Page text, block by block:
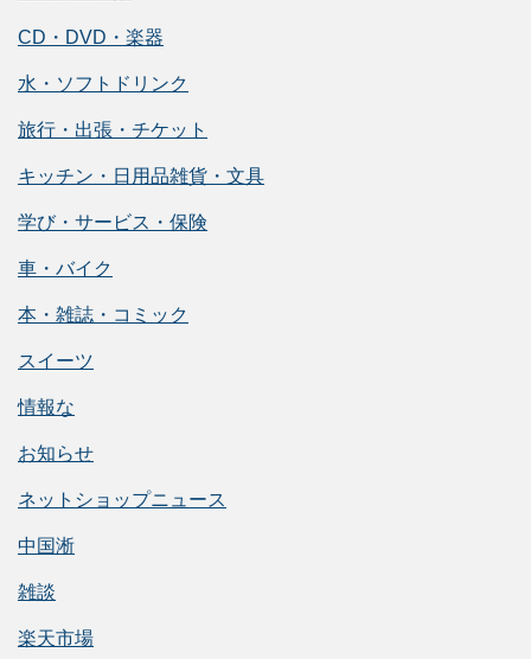
CD・DVD・楽器
水・ソフトドリンク
旅行・出張・チケット
キッチン・日用品雑貨・文具
学び・サービス・保険
車・バイク
本・雑誌・コミック
スイーツ
情報な
お知らせ
ネットショップニュース
中国淅
雑談
楽天市場